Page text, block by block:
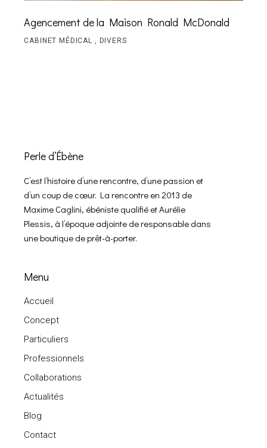
Agencement de la Maison Ronald McDonald
CABINET MÉDICAL DIVERS
Perle d’Ébène
C’est l’histoire d’une rencontre, d’une passion et
d’un coup de cœur. La rencontre en 2013 de
Maxime Caglini, ébéniste qualifié et Aurélie
Plessis, à l’époque adjointe de responsable dans
une boutique de prêt-à-porter.
Menu
Accueil
Concept
Particuliers
Professionnels
Collaborations
Actualités
Blog
Contact